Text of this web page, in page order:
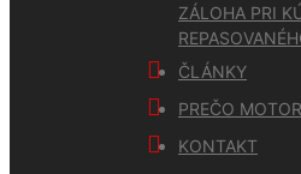
ZÁLOHA PRI
ČLÁNKY
PREČO
KONTAKT